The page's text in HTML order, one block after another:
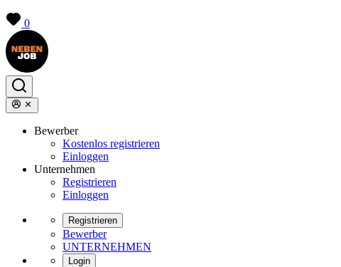
0
Bewerber
Kostenlos registrieren
Einloggen
Unternehmen
Registrieren
Einloggen
Registrieren
Bewerber
UNTERNEHMEN
Login